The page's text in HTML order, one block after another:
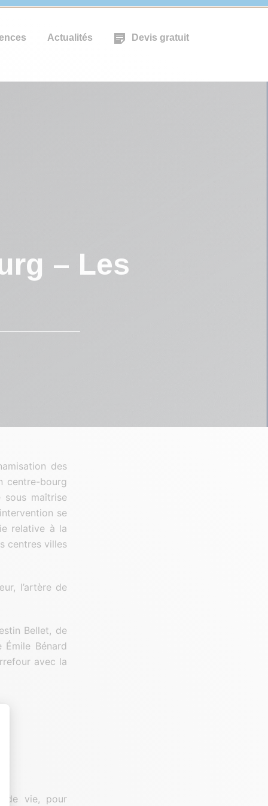
Actualités Devis gratuit
– Les
des
centre-bourg
sous maîtrise
se
relative à la
centres villes
l’artère de
Bellet, de
Bénard
avec la
de vie, pour
: Personnalisez vos Options